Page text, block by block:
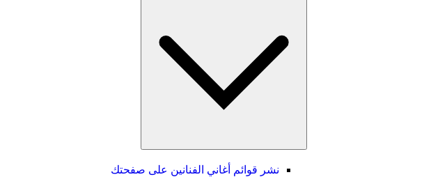
نشر قوائم أغاني الفنانين على صفحتك